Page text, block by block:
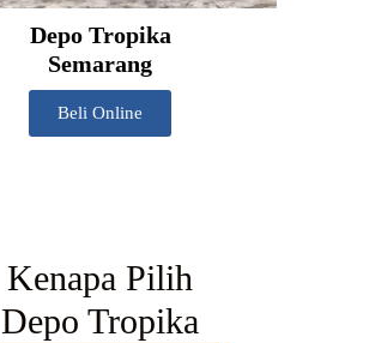
Depo Tropika
Semarang
Beli Online
Kenapa Pilih
Depo Tropika